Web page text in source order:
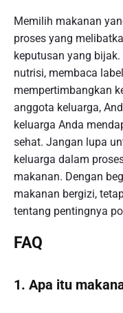
Memilih makanan
proses yang
keputusan yang
nutrisi, membaca
mempertimbangkan
anggota keluarga,
keluarga Anda
sehat. Jangan lupa
keluarga dalam
makanan. Dengan
makanan bergizi,
tentang pentingnya
FAQ
1. Apa itu